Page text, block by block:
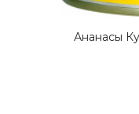
Ананасы